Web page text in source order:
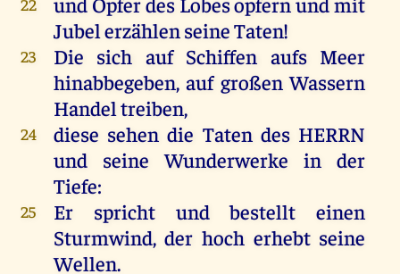
22
JubelerzählenseineTaten!
23 Die sich auf Schiffen aufs Meer
hinabbegeben,auf großen Wassern
Handeltreiben,
24 diese sehen die Taten des HERRN
und
seine Wunderwerke in der
Tiefe:
25 Er spricht und bestellt
einen
Sturmwind,der hoch erhebt seine
Wellen.